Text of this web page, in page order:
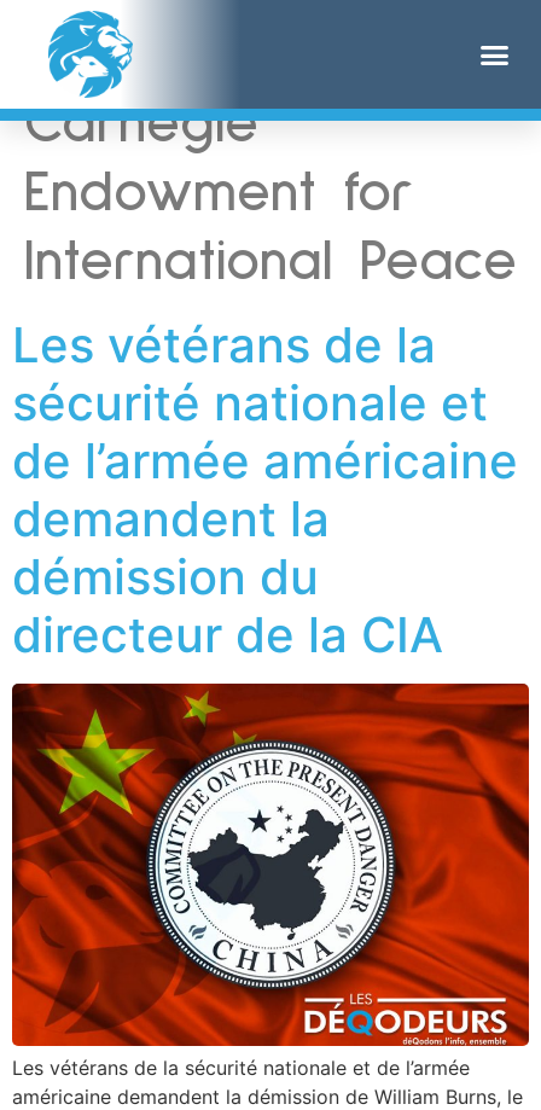
Étiquette :
Carnegie
Endowment for
International Peace
Les vétérans de la
sécurité nationale et
de l’armée américaine
demandent la
démission du
directeur de la CIA
Les vétérans de la sécurité nationale et de l’armée
américaine demandent la démission de William Burns, le